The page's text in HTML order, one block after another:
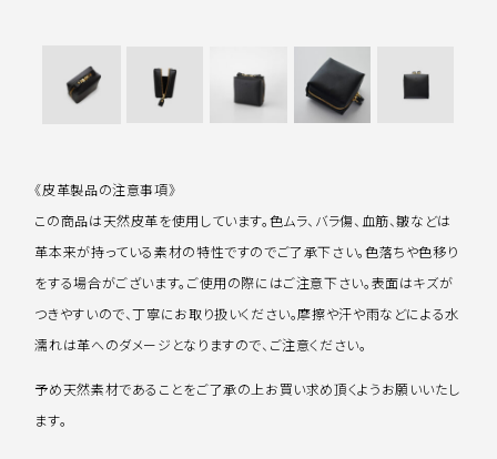
《皮革製品の注意事項》
この商品は天然皮革を使用しています。色ムラ、バラ傷、血筋、皺などは
革本来が持っている素材の特性ですのでご了承下さい。色落ちや色移り
をする場合がございます。ご使用の際にはご注意下さい。表面はキズが
つきやすいので、丁寧にお取り扱いください。摩擦や汗や雨などによる水
濡れは革へのダメージとなりますので、ご注意ください。
予め天然素材であることをご了承の上お買い求め頂くようお願いいたし
ます。